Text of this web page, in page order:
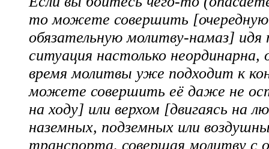
то можете совершить [очередную
обязательную молитву-намаз] идя
ситуация настолько неординарна,
время молитвы уже подходит к
можете совершить её даже не
на ходу] или верхом [двигаясь на
наземных, подземных или
транспорта, совершая молитву с